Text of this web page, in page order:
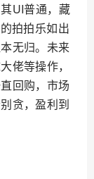
UI普通，藏
拍拍乐如出
无归。未来
佬等操作，
回购，市场
贪，盈利到